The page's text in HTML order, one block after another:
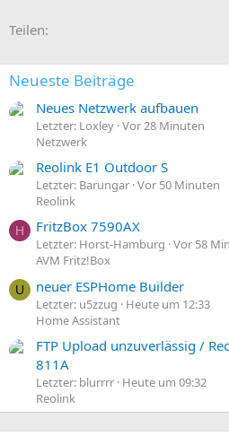
Teilen:
Neueste Beiträge
Neues Netzwerk aufbauen
Letzter: Loxley Vor 28 Minuten
Netzwerk
Reolink E1 Outdoor S
Letzter: Barungar Vor 50 Minuten
Reolink
H FritzBox 7590AX
Letzter: Horst-Hamburg Vor 58
AVM Fritz!Box
U neuer ESPHome Builder
Letzter: u5zzug
Heute um 12:33
Home Assistant
FTP Upload unzuverlässig /
811A
Letzter: blurrrr Heute um 09:32
Reolink